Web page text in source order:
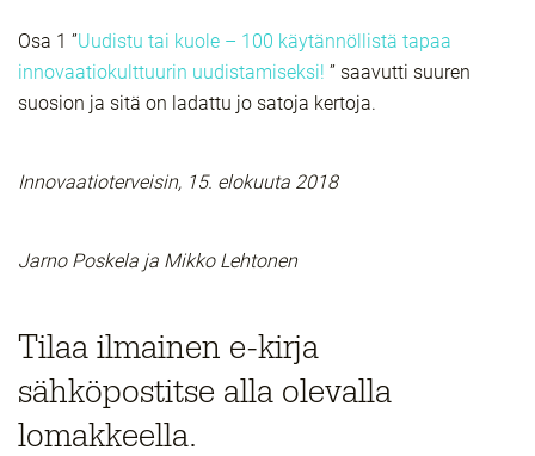
Osa 1 ”Uudistu tai kuole – 100 käytännöllistä tapaa
innovaatiokulttuurin uudistamiseksi! ” saavutti suuren
suosion ja sitä on ladattu jo satoja kertoja.
Innovaatioterveisin, 15. elokuuta 2018
Jarno Poskela ja Mikko Lehtonen
Tilaa ilmainen e-kirja
sähköpostitse alla olevalla
lomakkeella.